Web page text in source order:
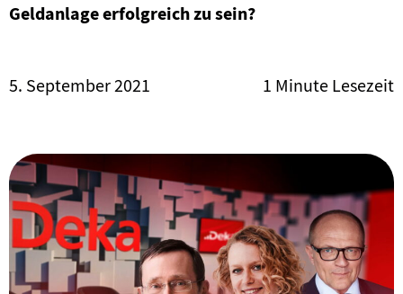
Geldanlage erfolgreich zu sein?
5. September 2021 1 Minute Lesezeit